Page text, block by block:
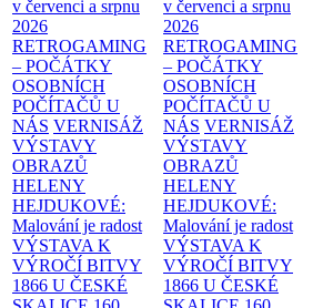
v červenci a srpnu
2026
RETROGAMING
– POČÁTKY
OSOBNÍCH
POČÍTAČŮ U
NÁS VERNISÁŽ
VÝSTAVY
OBRAZŮ
HELENY
HEJDUKOVÉ:
Malování je radost
VÝSTAVA K
VÝROČÍ BITVY
1866 U ČESKÉ
v červenci a srpnu
2026
RETROGAMING
– POČÁTKY
OSOBNÍCH
POČÍTAČŮ U
NÁS VERNISÁŽ
VÝSTAVY
OBRAZŮ
HELENY
HEJDUKOVÉ:
Malování je radost
VÝSTAVA K
VÝROČÍ BITVY
1866 U ČESKÉ